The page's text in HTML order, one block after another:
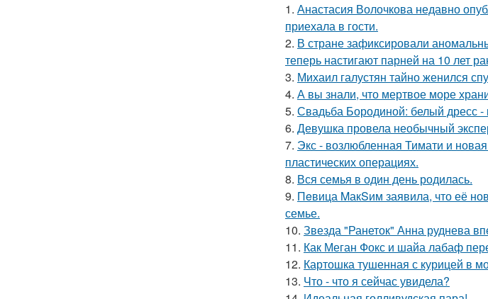
1. Анастасия Волочкова недавно
приехала в гости.
2. В стране зафиксировали
теперь настигают парней на 10 лет
3. Михаил галустян тайно женился
4. А вы знали, что мертвое море
5. Свадьба Бородиной: белый дресс -
6. Девушка провела необычный
7. Экс - возлюбленная Тимати и
пластических операциях.
8. Вся семья в один день родилась.
9. Пeвица MакSим заявила, что её
семье.
10. Звезда "Ранеток" Анна руднева
11. Как Меган Фокс и шайа лабаф
12. Картошка тушенная с курицей в
13. Что - что я сейчас увидела?